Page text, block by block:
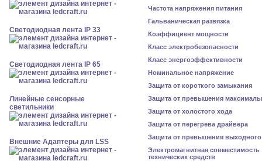
Светодиодная лента IP 33
Светодиодная лента IP 65
Линейные сенсорные
светильники
Внешние Адаптеры для LSS
Частота напряжения питания
Гальваническая развязка
Коэффициент мощности
Класс электробезопасности
Класс энергоэффективности
Номинальное напряжение
Защита от короткого замыкания
Защита от превышения
Защита от холостого хода
Защита от перегрева драйвера
Защита от превышения
Электромагнитная совместимость
технических средств